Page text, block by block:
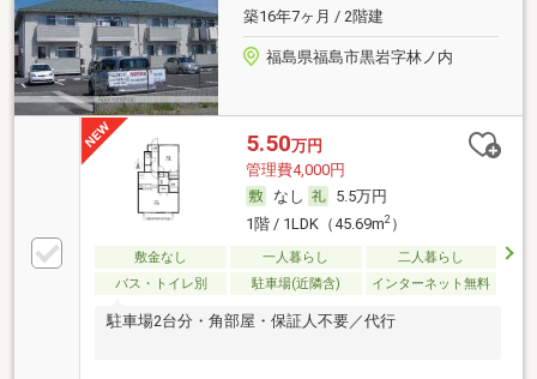
築16年7ヶ月 / 2階建
福島県福島市黒岩字林ノ内
5.50万円
管理費4,000円
なし
5.5万円
1階 / 1LDK（45.69m2）
敷金なし 一人暮らし
二人暮らし
バス・トイレ別
駐車場(近隣含) インターネット無料
駐車場2台分・角部屋・保証人不要／代行